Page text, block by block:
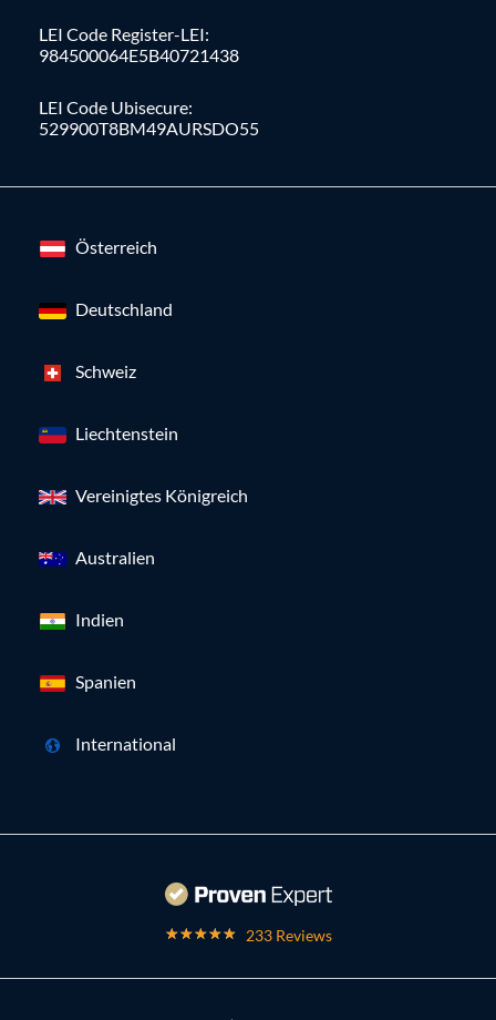
LEI Code Register-LEI:
984500064E5B40721438
LEI Code Ubisecure:
529900T8BM49AURSDO55
Österreich
Deutschland
Schweiz
Liechtenstein
Vereinigtes Königreich
Australien
Indien
Spanien
International
233 Reviews